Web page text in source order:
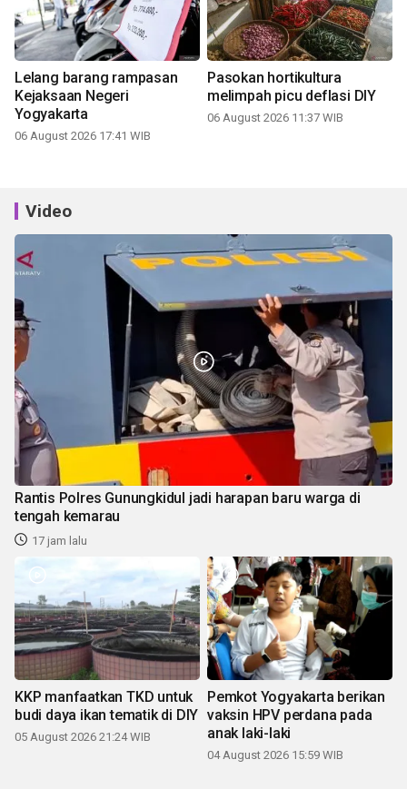
Lelang barang rampasan
Kejaksaan Negeri
Yogyakarta
06 August 2026 17:41 WIB
Pasokan hortikultura
melimpah picu deflasi DIY
06 August 2026 11:37 WIB
Video
Rantis Polres Gunungkidul jadi harapan baru warga di
tengah kemarau
17 jam lalu
KKP manfaatkan TKD untuk
budi daya ikan tematik di DIY
05 August 2026 21:24 WIB
Pemkot Yogyakarta berikan
vaksin HPV perdana pada
anak laki-laki
04 August 2026 15:59 WIB